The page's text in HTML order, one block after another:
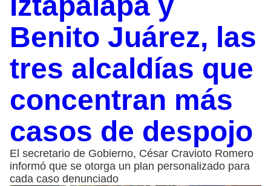
Benito Juárez, las
tres alcaldías que
concentran más
casos de despojo
El secretario de Gobierno, César Cravioto Romero
informó que se otorga un plan personalizado para
cada caso denunciado